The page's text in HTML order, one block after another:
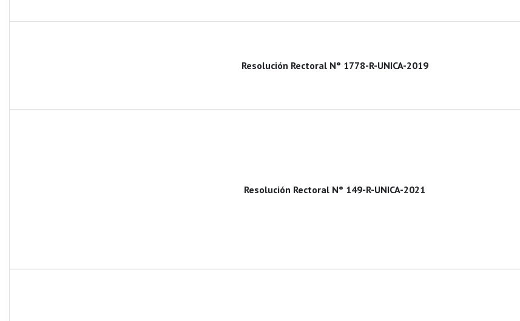
Resolución Rectoral N° 1778-R-UNICA-2019
Resolución Rectoral N° 149-R-UNICA-2021